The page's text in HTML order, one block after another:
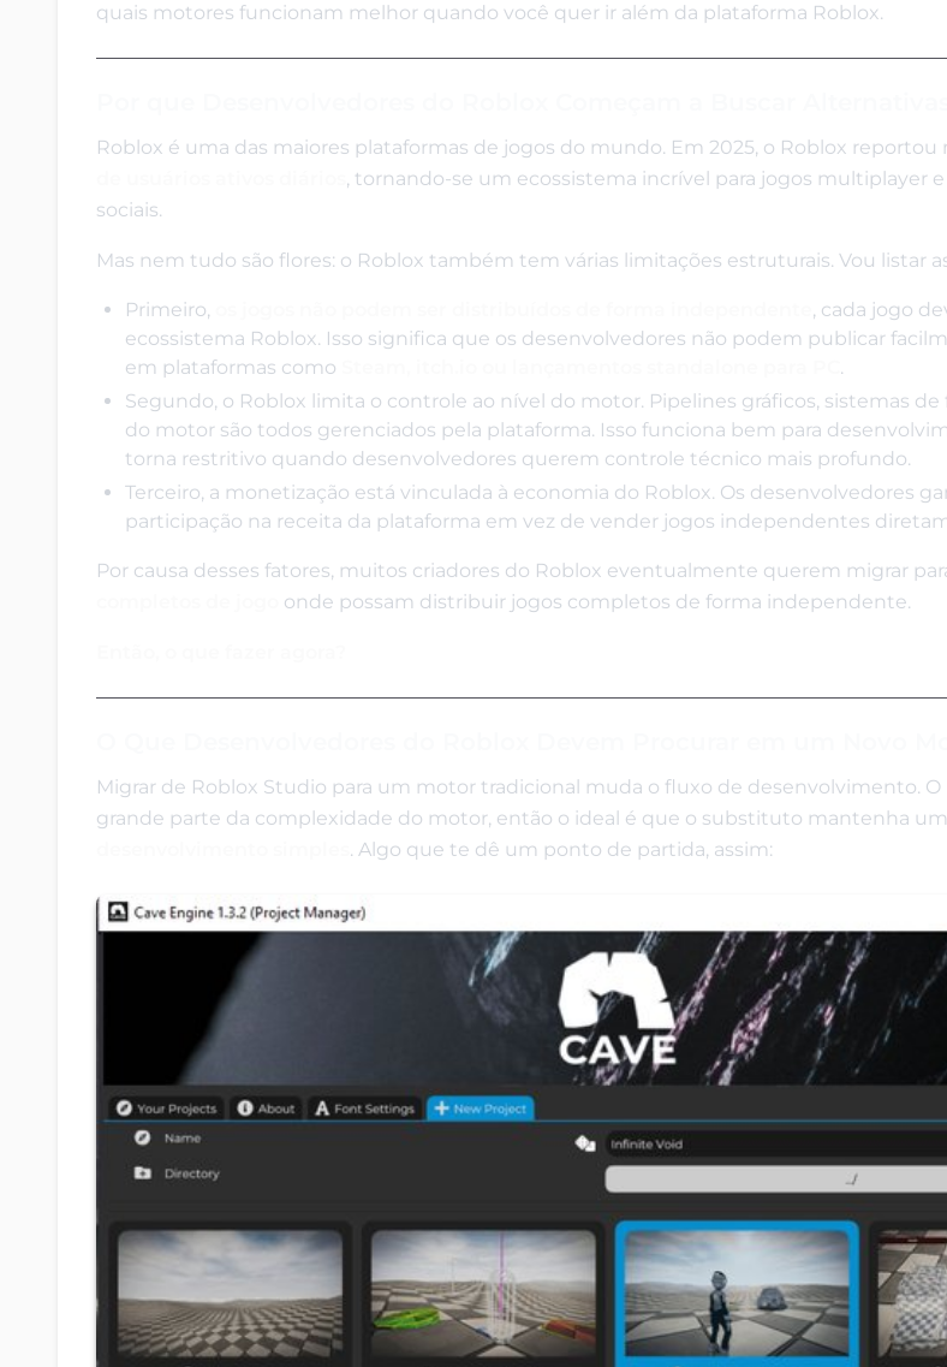
quais motores funcionam melhor quando você quer ir além da plataforma Roblox.
Roblox é uma das maiores plataformas de jogos do mundo. Em 2025, o Roblox reportou
, tornando-se um ecossistema incrível para jogos multiplayer
sociais.
Mas nem tudo são flores: o Roblox também tem várias limitações estruturais. Vou listar
Primeiro,
, cada jogo
ecossistema Roblox. Isso significa que os desenvolvedores não podem publicar
em plataformas como
.
Segundo, o Roblox limita o controle ao nível do motor. Pipelines gráficos, sistemas
do motor são todos gerenciados pela plataforma. Isso funciona bem para
torna restritivo quando desenvolvedores querem controle técnico mais profundo.
Terceiro, a monetização está vinculada à economia do Roblox. Os desenvolvedores
participação na receita da plataforma em vez de vender jogos independentes
Por causa desses fatores, muitos criadores do Roblox eventualmente querem migrar
onde possam distribuir jogos completos de forma independente.
Migrar de Roblox Studio para um motor tradicional muda o fluxo de desenvolvimento. O
grande parte da complexidade do motor, então o ideal é que o substituto mantenha
. Algo que te dê um ponto de partida, assim: